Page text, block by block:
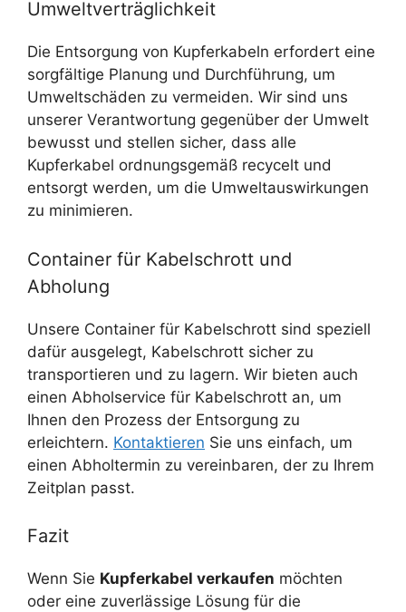
Umweltverträglichkeit
Die Entsorgung von Kupferkabeln erfordert eine
sorgfältige Planung und Durchführung, um
Umweltschäden zu vermeiden. Wir sind uns
unserer Verantwortung gegenüber der Umwelt
bewusst und stellen sicher, dass alle
Kupferkabel ordnungsgemäß recycelt und
entsorgt werden, um die Umweltauswirkungen
zu minimieren.
Container für Kabelschrott und
Abholung
Unsere Container für Kabelschrott sind speziell
dafür ausgelegt, Kabelschrott sicher zu
transportieren und zu lagern. Wir bieten auch
einen Abholservice für Kabelschrott an, um
Ihnen den Prozess der Entsorgung zu
erleichtern. Kontaktieren Sie uns einfach, um
einen Abholtermin zu vereinbaren, der zu Ihrem
Zeitplan passt.
Fazit
Wenn Sie Kupferkabel verkaufen möchten
oder eine zuverlässige Lösung für die